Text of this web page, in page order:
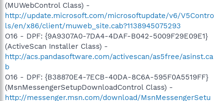
(MUWebControl Class) -
http://update.microsoft.com/microsoftupdate/v6/V5Contro
ls/en/x86/client/muweb_site.cab?1138945075293
O16 - DPF: {9A9307A0-7DA4-4DAF-B042-5009F29E09E1}
(ActiveScan Installer Class) -
http://acs.pandasoftware.com/activescan/as5free/asinst.ca
b
O16 - DPF: {B38870E4-7ECB-40DA-8C6A-595F0A5519FF}
(MsnMessengerSetupDownloadControl Class) -
http://messenger.msn.com/download/MsnMessengerSetu